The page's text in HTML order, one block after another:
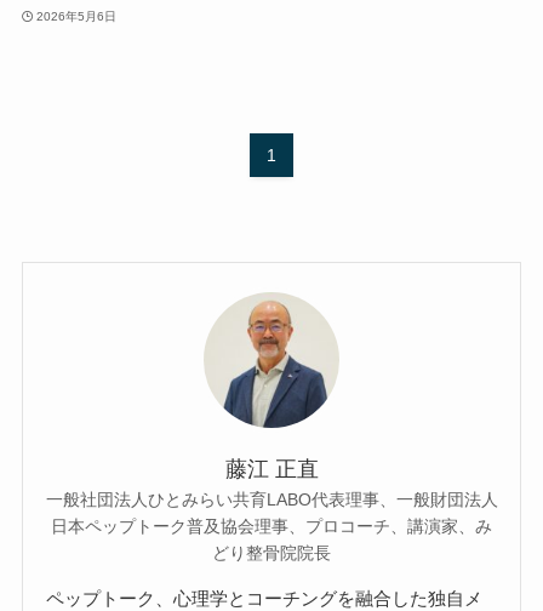
2026年5月6日
1
藤江 正直
一般社団法人ひとみらい共育LABO代表理事、一般財団法人
日本ペップトーク普及協会理事、プロコーチ、講演家、み
どり整骨院院長
ペップトーク、心理学とコーチングを融合した独自メ